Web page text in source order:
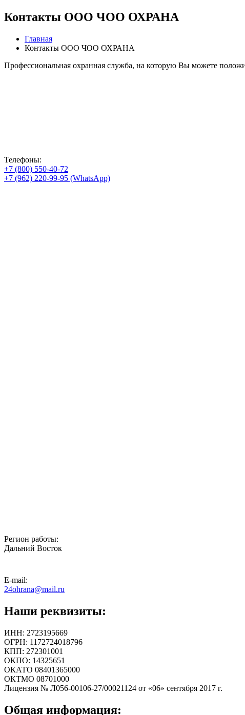
Контакты ООО ЧОО ОХРАНА
Главная
Контакты ООО ЧОО ОХРАНА
Профессиональная охранная служба, на которую Вы можете
Телефоны:
+7 (800) 550-40-72
+7 (962) 220-99-95 (WhatsApp)
Регион работы:
Дальний Восток
E-mail:
24ohrana@mail.ru
Наши реквизиты:
ИНН: 2723195669
ОГРН: 1172724018796
КПП: 272301001
ОКПО: 14325651
ОКАТО 08401365000
ОКТМО 08701000
Лицензия № Л056-00106-27/00021124 от «06» сентября 2017 г.
Общая информация: